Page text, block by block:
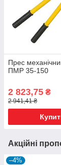
Прес
ПМР 35-150
2 823,75 ₴
2 941,41 ₴
Акційні
–4%